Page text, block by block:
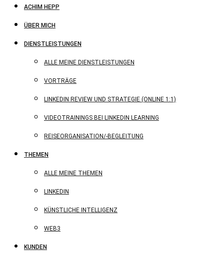
ACHIM HEPP
ÜBER MICH
DIENSTLEISTUNGEN
ALLE MEINE DIENSTLEISTUNGEN
VORTRÄGE
LINKEDIN REVIEW UND STRATEGIE (ONLINE 1:1)
VIDEOTRAININGS BEI LINKEDIN LEARNING
REISEORGANISATION/-BEGLEITUNG
THEMEN
ALLE MEINE THEMEN
LINKEDIN
KÜNSTLICHE INTELLIGENZ
WEB3
KUNDEN